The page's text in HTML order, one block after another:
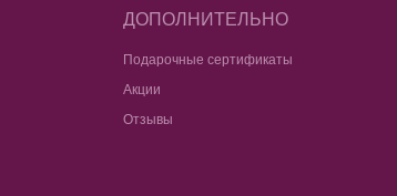
ДОПОЛНИТЕЛЬНО
Подарочные сертификаты
Акции
Отзывы